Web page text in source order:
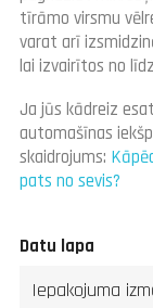
tīrāmo virsmu
varat arī
lai izvairītos no
Ja jūs kādreiz
automašīnas
skaidrojums:
pats no sevis?
Datu lapa
Iepakojuma